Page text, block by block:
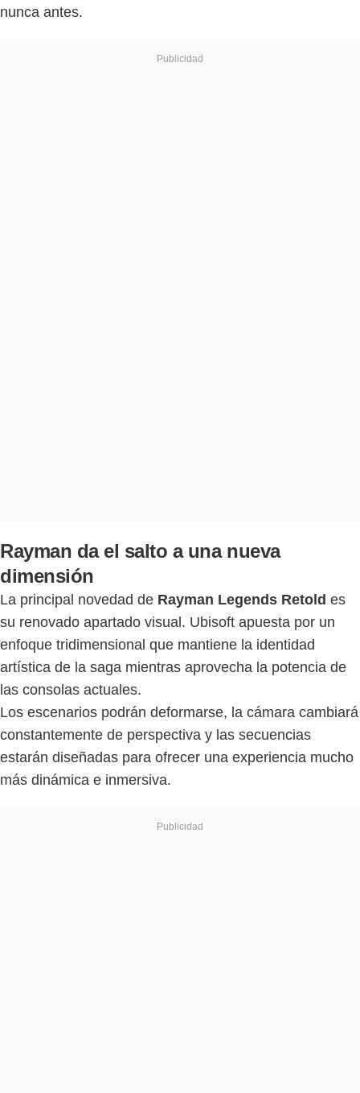
nunca antes.
Rayman da el salto a una nueva
dimensión
La principal novedad de Rayman Legends Retold es
su renovado apartado visual. Ubisoft apuesta por un
enfoque tridimensional que mantiene la identidad
artística de la saga mientras aprovecha la potencia de
las consolas actuales.
Los escenarios podrán deformarse, la cámara cambiará
constantemente de perspectiva y las secuencias
estarán diseñadas para ofrecer una experiencia mucho
más dinámica e inmersiva.